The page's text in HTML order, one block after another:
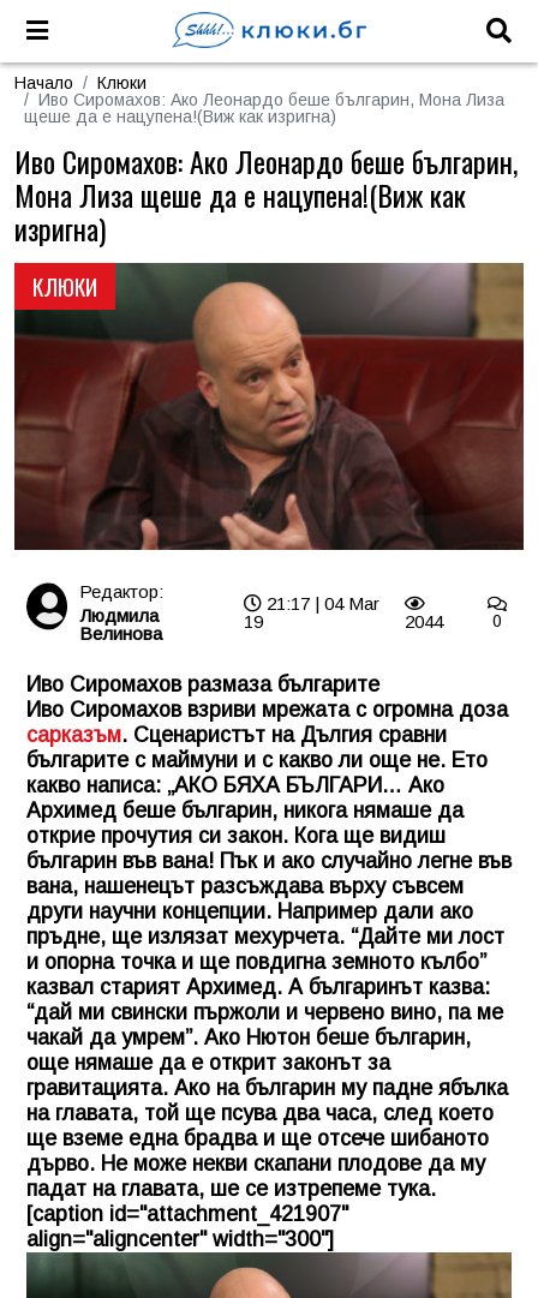
Начало
Клюки
Иво Сиромахов: Ако Леонардо беше българин, Мона Лиза
щеше да е нацупена!(Виж как изригна)
КЛЮКИ
Иво Сиромахов: Ако Леонардо беше българин,
Мона Лиза щеше да е нацупена!(Виж как
изригна)
Редактор:
Людмила
Велинова
21:17 | 04 Mar
19
2044 0
Иво Сиромахов размаза българите
Иво Сиромахов взриви мрежата с огромна доза
сарказъм. Сценаристът на Дългия сравни
българите с маймуни и с какво ли още не. Ето
какво написа: „АКО БЯХА БЪЛГАРИ… Ако
Архимед беше българин, никога нямаше да
открие прочутия си закон. Кога ще видиш
българин във вана! Пък и ако случайно легне във
вана, нашенецът разсъждава върху съвсем
други научни концепции. Например дали ако
пръдне, ще излязат мехурчета. “Дайте ми лост
и опорна точка и ще повдигна земното кълбо”
казвал старият Архимед. А българинът казва:
“дай ми свински пържоли и червено вино, па ме
чакай да умрем”. Ако Нютон беше българин,
още нямаше да е открит законът за
гравитацията. Ако на българин му падне ябълка
на главата, той ще псува два часа, след което
ще вземе една брадва и ще отсече шибаното
дърво. Не може некви скапани плодове да му
падат на главата, ше се изтрепеме тука.
[caption id="attachment_421907"
align="aligncenter" width="300"]